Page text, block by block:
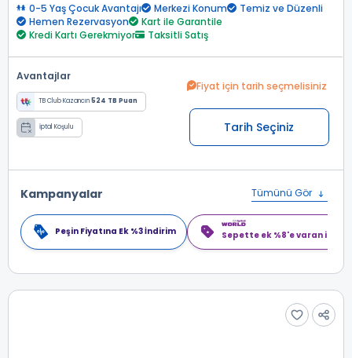
0-5 Yaş Çocuk Avantajı Merkezi Konum
Temiz ve Düzenli
Hemen Rezervasyon
Kart ile Garantile
Kredi Kartı Gerekmiyor
Taksitli Satış
Avantajlar
TB Club Kazancın524 TB Puan
İptal Koşulu
Fiyat için tarih seçmelisiniz
Tarih Seçiniz
Kampanyalar Tümünü Gör
Peşin Fiyatına Ek %3 İndirim Sepette ek %8'e varan